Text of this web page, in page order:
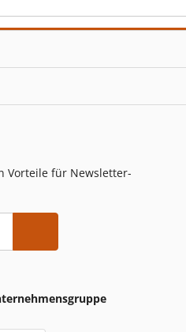
Vorteile für Newsletter-